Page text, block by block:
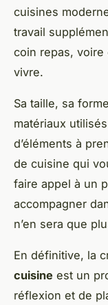
cuisines
travail
coin repas, voire
vivre.
Sa taille, sa
matériaux
d’éléments à
de cuisine qui
faire appel à un
accompagner
n’en sera que
En définitive, la
cuisine est un
réflexion et de